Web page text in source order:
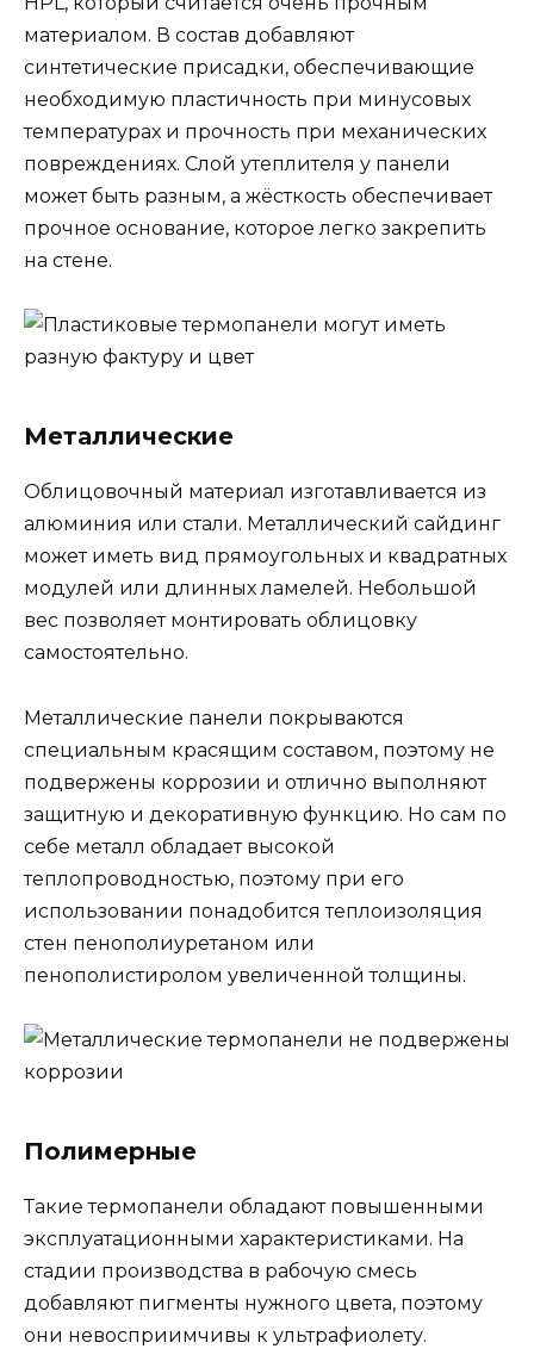
материалом. В состав добавляют
синтетические присадки, обеспечивающие
необходимую пластичность при минусовых
температурах и прочность при механических
повреждениях. Слой утеплителя у панели
может быть разным, а жёсткость обеспечивает
прочное основание, которое легко закрепить
на стене.
Металлические
Облицовочный материал изготавливается из
алюминия или стали. Металлический сайдинг
может иметь вид прямоугольных и квадратных
модулей или длинных ламелей. Небольшой
вес позволяет монтировать облицовку
самостоятельно.
Металлические панели покрываются
специальным красящим составом, поэтому не
подвержены коррозии и отлично выполняют
защитную и декоративную функцию. Но сам по
себе металл обладает высокой
теплопроводностью, поэтому при его
использовании понадобится теплоизоляция
стен пенополиуретаном или
пенополистиролом увеличенной толщины.
Полимерные
Такие термопанели обладают повышенными
эксплуатационными характеристиками. На
стадии производства в рабочую смесь
добавляют пигменты нужного цвета, поэтому
они невосприимчивы к ультрафиолету.